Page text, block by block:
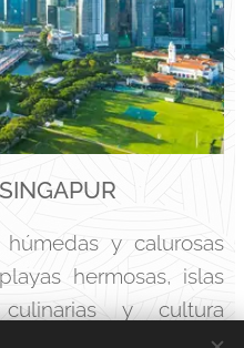
y calurosas
hermosas, islas
culinarias y cultura